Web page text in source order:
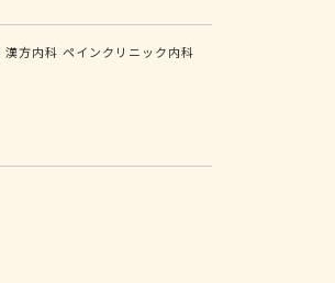
漢方内科 ペインクリニック内科